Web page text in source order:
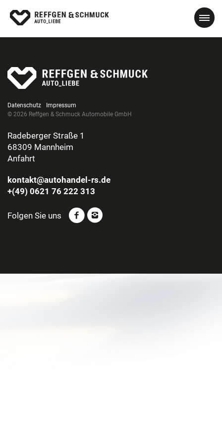
Datenschutz
Impressum
© 2026 Reffgen & Schmuck Automobile GmbH
Radeberger Straße 1
68309 Mannheim
Anfahrt
kontakt@autohandel-rs.de
+(49) 0621 76 222 313
Folgen Sie uns